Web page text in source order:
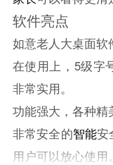
软件亮点
如意老人大桌面软
在使用上，5级字
非常实用。
功能强大，各种精
非常安全的智能安
用户可以放心使用。